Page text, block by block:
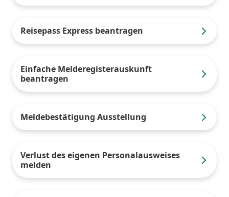
Reisepass Express beantragen
Einfache Melderegisterauskunft
beantragen
Meldebestätigung Ausstellung
Verlust des eigenen Personalausweises
melden